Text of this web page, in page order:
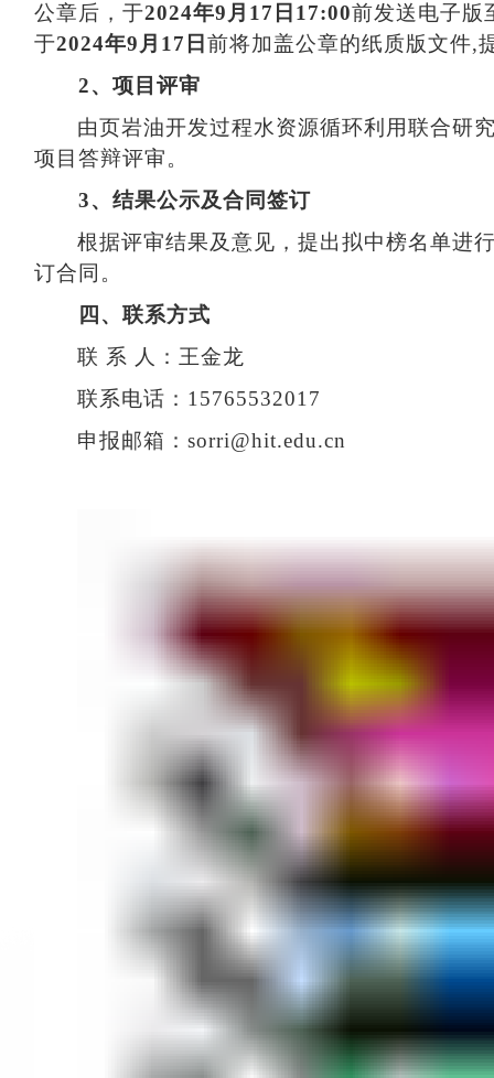
公章后，于2024年9月 17 日 17:00前发送电子版
于2024年9月 17 日前将加盖公章的纸质版文件,
2、项目评审
由页岩油开发过程水资源循环利用联合研
项目答辩评审。
3、结果公示及合同签订
根据评审结果及意见，提出拟中榜名单进
订合同。
四、联系方式
联 系 人：王金龙
联系电话： 15765532017
申报邮箱：sorri@hit.edu.cn